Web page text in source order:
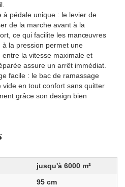
à pédale unique : le levier de
de la marche avant à la
ce qui facilite les manœuvres
la pression permet une
la vitesse maximale et
assure un arrêt immédiat.
facile : le bac de ramassage
en tout confort sans quitter
grâce son design bien
jusqu'à 6000 m²
95 cm